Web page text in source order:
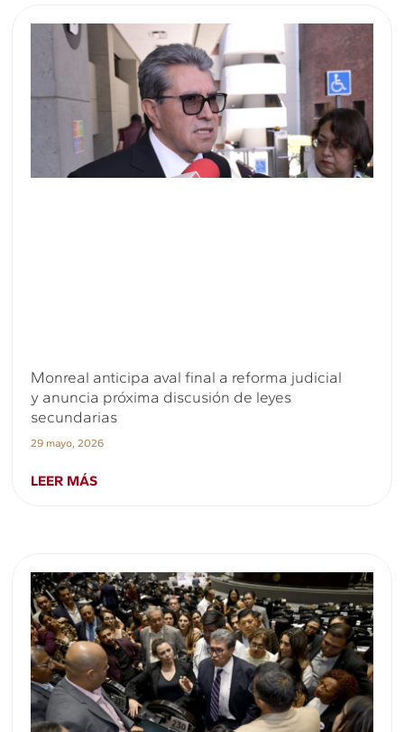
Monreal anticipa aval final a reforma judicial
y anuncia próxima discusión de leyes
secundarias
29 mayo, 2026
LEER MÁS